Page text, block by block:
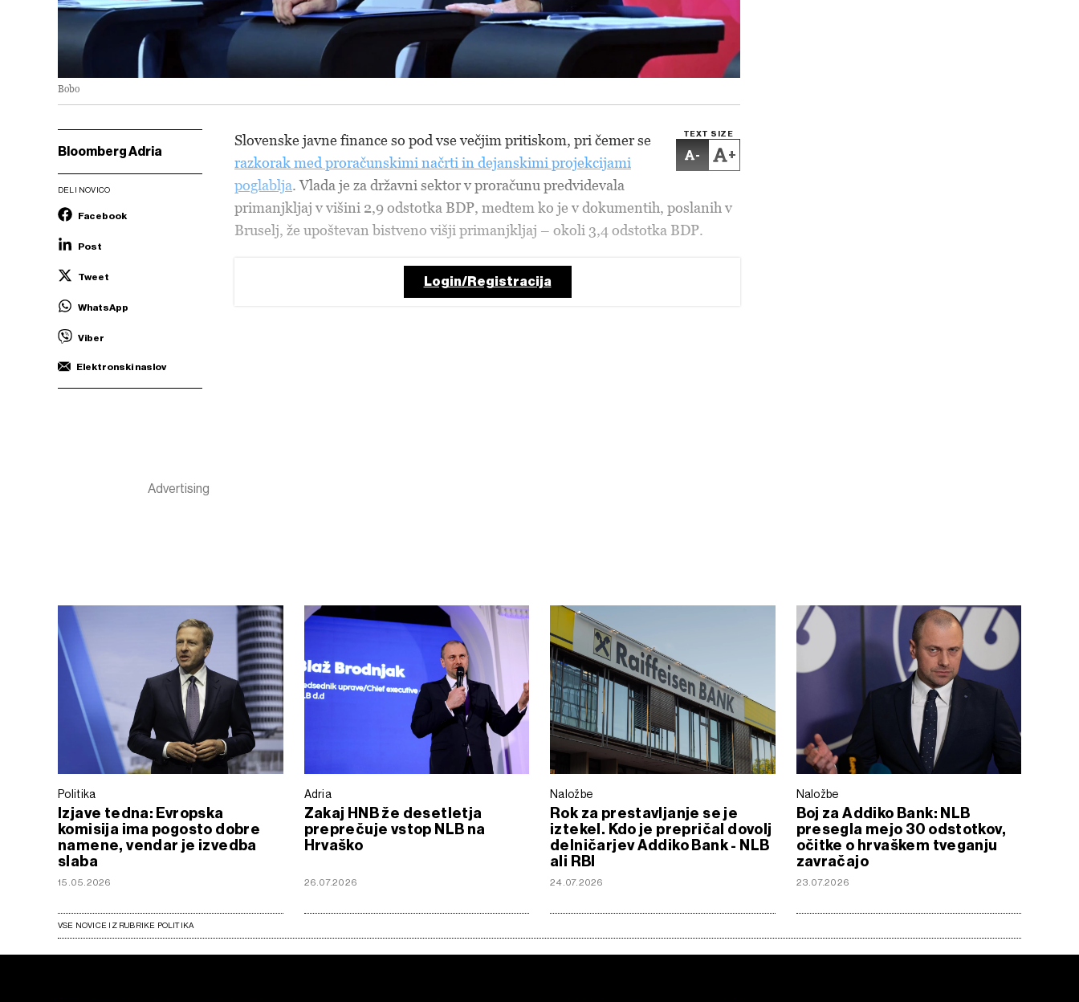
Bobo
Bloomberg Adria
DELI NOVICO
Facebook
Post
Tweet
WhatsApp
Viber
Elektronski naslov
TEXT SIZE
- +
Slovenske javne finance so pod vse večjim pritiskom, pri čemer se
razkorak med proračunskimi načrti in dejanskimi projekcijami
poglablja. Vlada je za državni sektor v proračunu predvidevala
primanjkljaj v višini 2,9 odstotka BDP, medtem ko je v dokumentih, poslanih v
Bruselj, že upoštevan bistveno višji primanjkljaj – okoli 3,4 odstotka BDP.
Login/Registracija
Politika
Izjave tedna: Evropska
komisija ima pogosto dobre
namene, vendar je izvedba
slaba
15.05.2026
Adria
Zakaj HNB že desetletja
preprečuje vstop NLB na
Hrvaško
26.07.2026
Naložbe
Rok za prestavljanje se je
iztekel. Kdo je prepričal dovolj
delničarjev Addiko Bank - NLB
ali RBI
24.07.2026
Naložbe
Boj za Addiko Bank: NLB
presegla mejo 30 odstotkov,
očitke o hrvaškem tveganju
zavračajo
23.07.2026
VSE NOVICE IZ RUBRIKE POLITIKA